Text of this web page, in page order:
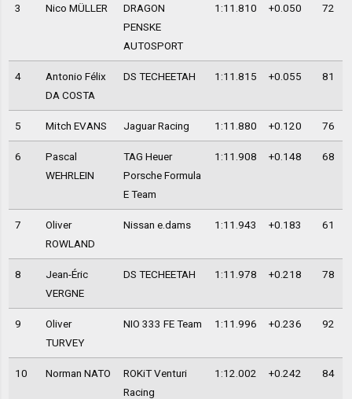
3 Nico MÜLLER
DRAGON
PENSKE
AUTOSPORT
1:11.810 +0.050 72
4
Antonio Félix
DA COSTA
DS TECHEETAH 1:11.815 +0.055 81
5 Mitch EVANS Jaguar Racing 1:11.880 +0.120 76
6
Pascal
WEHRLEIN
TAG Heuer
Porsche Formula
E Team
1:11.908 +0.148 68
7
Oliver
ROWLAND
Nissan e.dams 1:11.943 +0.183 61
8
Jean-Éric
VERGNE
DS TECHEETAH 1:11.978 +0.218 78
9
Oliver
TURVEY
NIO 333 FE Team 1:11.996 +0.236 92
10 Norman NATO
ROKiT Venturi
Racing
1:12.002 +0.242 84